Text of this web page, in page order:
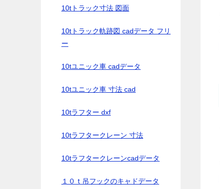
10tトラック寸法 図面
10tトラック軌跡図 cadデータ フリ
ー
10tユニック車 cadデータ
10tユニック車 寸法 cad
10tラフター dxf
10tラフタークレーン 寸法
10tラフタークレーンcadデータ
１０ｔ吊フックのキャドデータ